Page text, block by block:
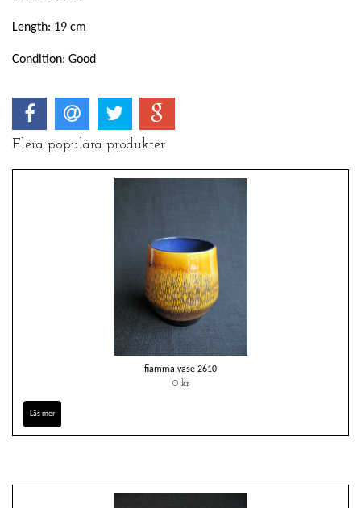
Length: 19 cm
Condition: Good
Flera populära produkter
fiamma vase 2610
0 kr
Läs mer